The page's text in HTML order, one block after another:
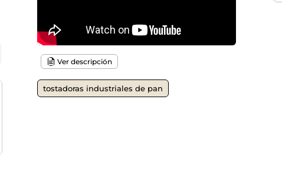
Ver descripción
tostadoras industriales de pan